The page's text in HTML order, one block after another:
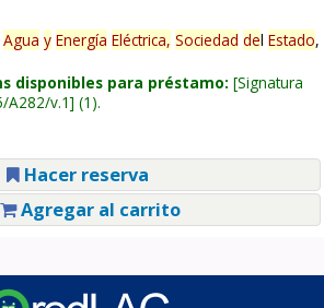
Agua y Energía Eléctrica, Sociedad del Estado,
disponibles para préstamo: Signatura
A282/v.1 (1).
Hacer reserva
Agregar al carrito